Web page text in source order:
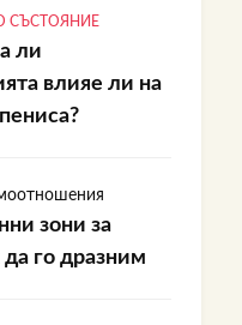
СЪСТОЯНИЕ
ли
влияе ли на
зони за
го дразним